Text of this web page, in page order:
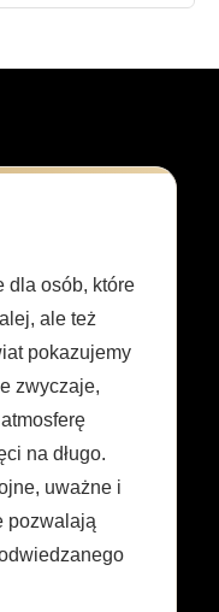
dla osób, które
ale też
pokazujemy
zwyczaje,
na długo.
uważne i
pozwalają